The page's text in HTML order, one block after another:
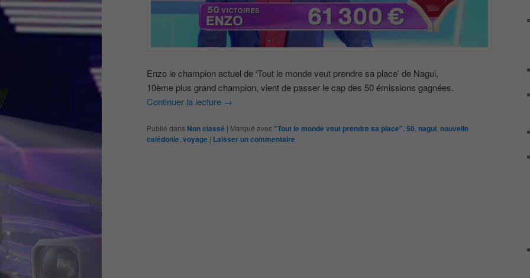
Enzo le champion actuel de ‘Tout le monde veut prendre sa place’ de Nagui,
10ème plus grand champion, vient de passer le cap des 50 émissions gagnées.
Continuer la lecture →
Publié dans Non classé | Marqué avec"Tout le monde veut prendre sa place" 50 nagui nouvelle
calédonie voyage | Laisser un commentaire